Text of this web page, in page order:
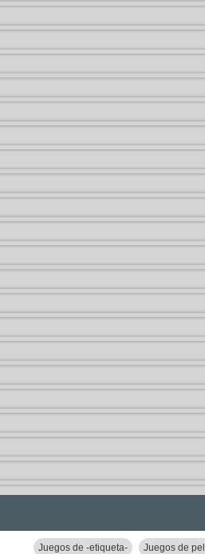
Juegos de -etiqueta- Juegos de